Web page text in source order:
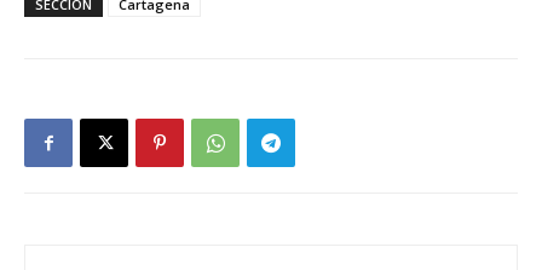
SECCIÓN Cartagena